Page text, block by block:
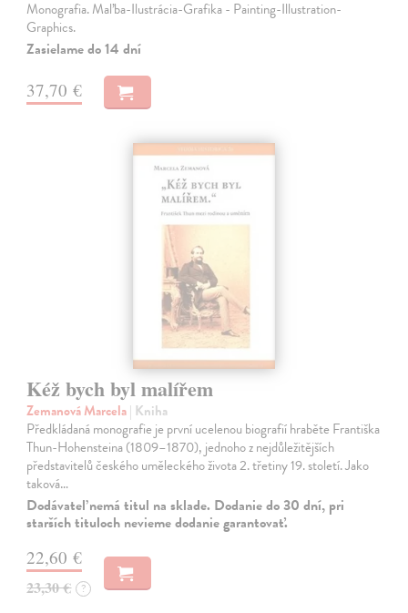
Monografia. Maľba-Ilustrácia-Grafika - Painting-Illustration-
Graphics.
Zasielame do 14 dní
37,70 €
Kéž bych byl malířem
Zemanová Marcela| Kniha
Předkládaná monografie je první ucelenou biografií hraběte Františka
Thun-Hohensteina (1809–1870), jednoho z nejdůležitějších
představitelů českého uměleckého života 2. třetiny 19. století. Jako
taková…
Dodávateľ nemá titul na sklade. Dodanie do 30 dní, pri
starších tituloch nevieme dodanie garantovať.
22,60 €
23,30 € ?